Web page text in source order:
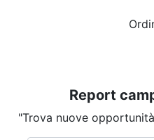
Report
"Trova nuove